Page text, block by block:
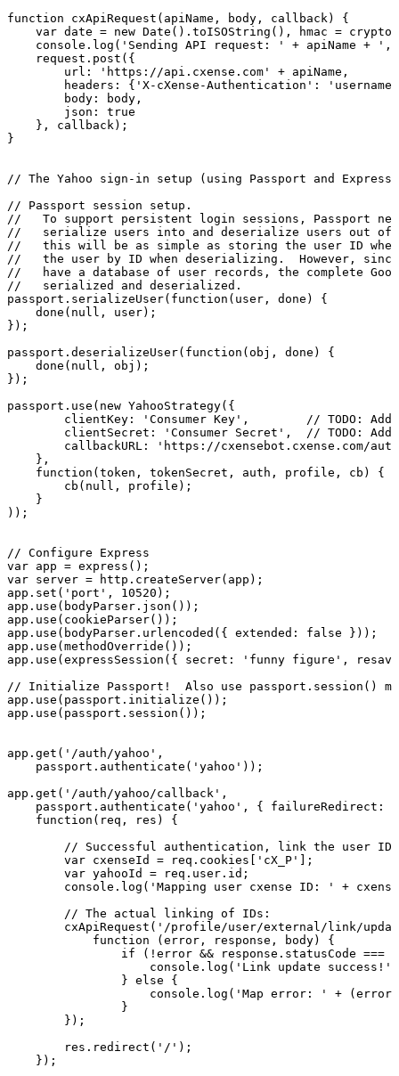
function
cxApiRequest ( apiName , body , callback)
{
var date = new Date ( ) . toISOString ( ) , hmac = crypto
console . log ( 'Sending API request: ' + apiName +
',
request . post ( {
url : 'https://api.cxense.com' + apiName ,
headers : { 'X-cXense-Authentication' :
body : body ,
json :
true
} , callback) ;
}
// The Yahoo sign-in setup (using Passport and
Express)
//
Passport session
setup.
//
To support persistent login sessions, Passport
//
serialize users into and deserialize users out of
//
this will be as simple as storing the user ID when
//
the user by ID when deserializing. However,
since
//
have a database of user records, the complete
//
serialized and
deserialized.
passport . serializeUser( function ( user , done )
{
done ( null , user) ;
} ) ;
passport . deserializeUser( function ( obj , done )
{
done ( null , obj ) ;
} ) ;
passport . use ( new YahooStrategy( {
clientKey : 'Consumer Key' , // TODO:
Add
clientSecret : 'Consumer Secret' , // TODO:
Add
callbackURL :
'https://cxensebot.cxense.com/
} ,
function ( token , tokenSecret , auth , profile , cb )
{
cb ( null , profile ) ;
}
) ) ;
// Configure
Express
var app = express ( ) ;
var server = http . createServer( app ) ;
app . set ( 'port' , 10520 ) ;
app . use ( bodyParser . json ( ) ) ;
app . use ( cookieParser( ) ) ;
app . use ( bodyParser . urlencoded ( { extended : false } ) ) ;
app . use ( methodOverride ( ) ) ;
app . use ( expressSession ( { secret : 'funny figure' ,
resave
//
Initialize Passport! Also use passport.session()
app . use ( passport . initialize ( ) ) ;
app . use ( passport . session ( ) ) ;
app . get ( '/auth/yahoo' ,
passport . authenticate ( 'yahoo' ) ) ;
app . get ( '/auth/yahoo/callback' ,
passport . authenticate ( 'yahoo' , { failureRedirect :
function ( req , res )
{
//
Successful authentication, link the user IDs
var cxenseId = req . cookies 'cX_P'
;
var yahooId = req . user . id ;
console . log ( 'Mapping user cxense ID: ' +
// The actual linking of
IDs:
cxApiRequest ( '/profile/user/external/link/
function
( error , response , body)
{
if
( ! error && response . statusCode ===
console . log ( 'Link update success!'
} else
{
console . log ( 'Map error: ' + ( error
}
} ) ;
res . redirect ( '/' ) ;
} ) ;